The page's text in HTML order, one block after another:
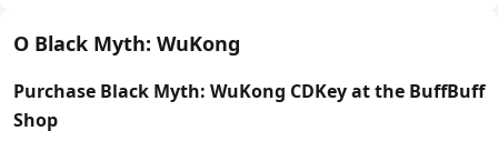
О Black Myth: WuKong
Purchase Black Myth: WuKong CDKey at the BuffBuff
Shop